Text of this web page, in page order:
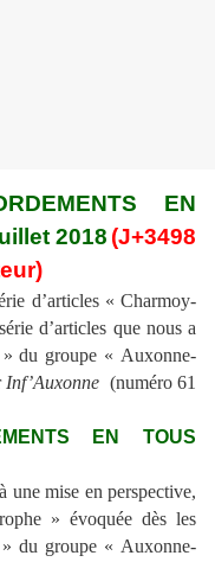
EN
2018 (J+3498
d’articles « Charmoy-
d’articles que nous a
du groupe « Auxonne-
Inf’Auxonne (numéro 61
EN TOUS
mise en perspective,
» évoquée dès les
du groupe « Auxonne-